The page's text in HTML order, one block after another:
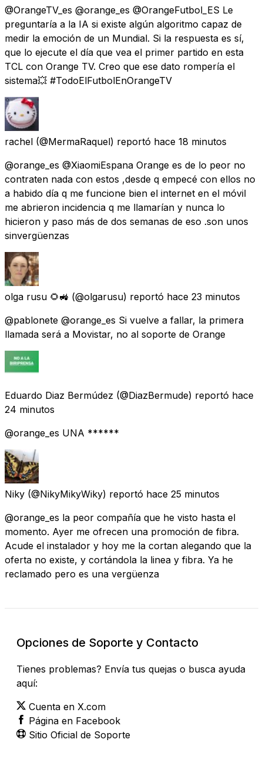
@OrangeTV_es @orange_es @OrangeFutbol_ES Le
preguntaría a la IA si existe algún algoritmo capaz de
medir la emoción de un Mundial. Si la respuesta es sí,
que lo ejecute el día que vea el primer partido en esta
TCL con Orange TV. Creo que ese dato rompería el
sistema💥 #TodoElFutbolEnOrangeTV
rachel (@MermaRaquel) reportó hace 18 minutos
@orange_es @XiaomiEspana Orange es de lo peor no
contraten nada con estos ,desde q empecé con ellos no
a habido día q me funcione bien el internet en el móvil
me abrieron incidencia q me llamarían y nunca lo
hicieron y paso más de dos semanas de eso .son unos
sinvergüenzas
olga rusu 🌻🚜 (@olgarusu) reportó hace 23 minutos
@pablonete @orange_es Si vuelve a fallar, la primera
llamada será a Movistar, no al soporte de Orange
Eduardo Diaz Bermúdez (@DiazBermude) reportó hace
24 minutos
@orange_es UNA ******
Niky (@NikyMikyWiky) reportó hace 25 minutos
@orange_es la peor compañía que he visto hasta el
momento. Ayer me ofrecen una promoción de fibra.
Acude el instalador y hoy me la cortan alegando que la
oferta no existe, y cortándola la linea y fibra. Ya he
reclamado pero es una vergüenza
Opciones de Soporte y Contacto
Tienes problemas? Envía tus quejas o busca ayuda
aquí:
Cuenta en X.com
Página en Facebook
Sitio Oficial de Soporte